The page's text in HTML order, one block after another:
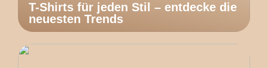
T-Shirts für jeden Stil – entdecke die
neuesten Trends